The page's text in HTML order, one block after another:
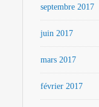
septembre 2017
juin 2017
mars 2017
février 2017